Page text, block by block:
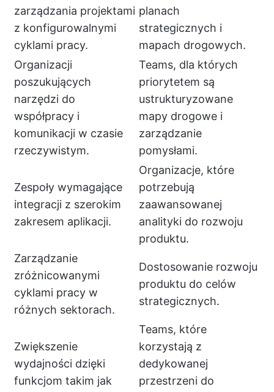
zarządzania projektami
z konfigurowalnymi
cyklami pracy.
planach
strategicznych i
mapach drogowych.
Organizacji
poszukujących
narzędzi do
współpracy i
komunikacji w czasie
rzeczywistym.
Teams, dla których
priorytetem są
ustrukturyzowane
mapy drogowe i
zarządzanie
pomysłami.
Zespoły wymagające
integracji z szerokim
zakresem aplikacji.
Organizacje, które
potrzebują
zaawansowanej
analityki do rozwoju
produktu.
Zarządzanie
zróżnicowanymi
cyklami pracy w
różnych sektorach.
Dostosowanie rozwoju
produktu do celów
strategicznych.
Zwiększenie
wydajności dzięki
funkcjom takim jak
Teams, które
korzystają z
dedykowanej
przestrzeni do